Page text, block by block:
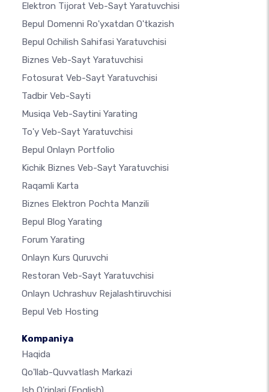
Elektron Tijorat Veb-Sayt Yaratuvchisi
Bepul Domenni Ro'yxatdan O'tkazish
Bepul Ochilish Sahifasi Yaratuvchisi
Biznes Veb-Sayt Yaratuvchisi
Fotosurat Veb-Sayt Yaratuvchisi
Tadbir Veb-Sayti
Musiqa Veb-Saytini Yarating
To'y Veb-Sayt Yaratuvchisi
Bepul Onlayn Portfolio
Kichik Biznes Veb-Sayt Yaratuvchisi
Raqamli Karta
Biznes Elektron Pochta Manzili
Bepul Blog Yarating
Forum Yarating
Onlayn Kurs Quruvchi
Restoran Veb-Sayt Yaratuvchisi
Onlayn Uchrashuv Rejalashtiruvchisi
Bepul Veb Hosting
Kompaniya
Haqida
Qo'llab-Quvvatlash Markazi